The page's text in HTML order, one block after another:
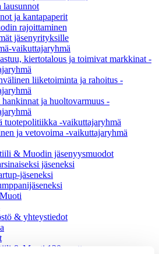
lausunnot
ja kantapaperit
rajoittaminen
jäsenyrityksille
vaikuttajaryhmä
kiertotalous ja toimivat markkinat -
liiketoiminta ja rahoitus -
hankinnat ja huoltovarmuus -
tuotepolitiikka​ -vaikuttajaryhmä
ja vetovoima -vaikuttajaryhmä
& Muodin jäsenyysmuodot
jäseneksi
jäseneksi
& yhteystiedot
& Muoti 120 vuotta